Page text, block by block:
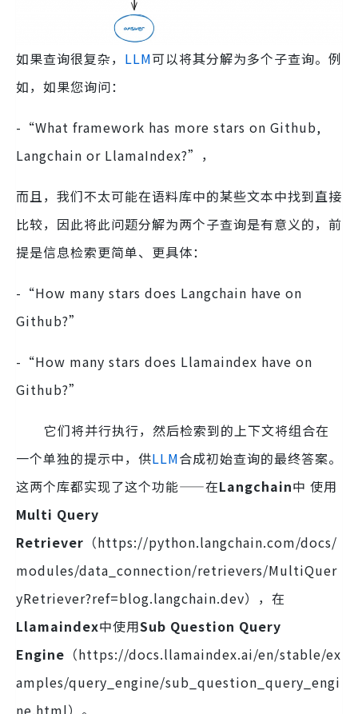
如果查询很复杂， LLM可以将其分解为多个子查询。例
如，如果您询问：
-“What framework has more stars on Github,
Langchain or LlamaIndex?”，
而且，我们不太可能在语料库中的某些文本中找到直接
比较，因此将此问题分解为两个子查询是有意义的，前
提是信息检索更简单、更具体：
-“How many stars does Langchain have on
Github?”
-“How many stars does Llamaindex have on
Github?”
它们将并行执行，然后检索到的上下文将组合在
一个单独的提示中，供LLM合成初始查询的最终答案。
这两个库都实现了这个功能——在Langchain中 使用
Multi Query
Retriever （https://python.langchain.com/docs/
modules/data_connection/retrievers/MultiQuer
yRetriever?ref=blog.langchain.dev），在
Llamaindex中使用Sub Question Query
Engine （https://docs.llamaindex.ai/en/stable/ex
amples/query_engine/sub_question_query_engi